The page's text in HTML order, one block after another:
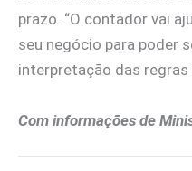
prazo. “O contador vai
seu negócio para poder
interpretação das
Com informações de